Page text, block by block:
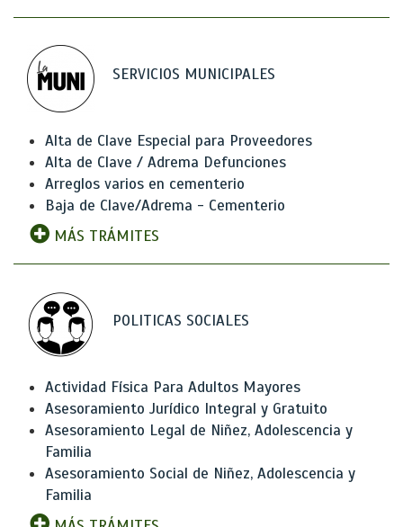
SERVICIOS MUNICIPALES
Alta de Clave Especial para Proveedores
Alta de Clave / Adrema Defunciones
Arreglos varios en cementerio
Baja de Clave/Adrema - Cementerio
MÁS TRÁMITES
POLITICAS SOCIALES
Actividad Física Para Adultos Mayores
Asesoramiento Jurídico Integral y Gratuito
Asesoramiento Legal de Niñez, Adolescencia y
Familia
Asesoramiento Social de Niñez, Adolescencia y
Familia